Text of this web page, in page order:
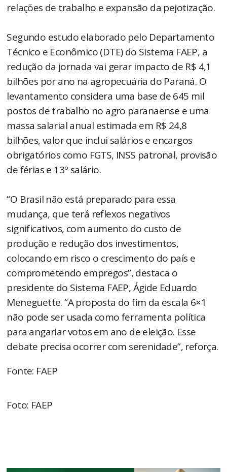
relações de trabalho e expansão da pejotização.
Segundo estudo elaborado pelo Departamento
Técnico e Econômico (DTE) do Sistema FAEP, a
redução da jornada vai gerar impacto de R$ 4,1
bilhões por ano na agropecuária do Paraná. O
levantamento considera uma base de 645 mil
postos de trabalho no agro paranaense e uma
massa salarial anual estimada em R$ 24,8
bilhões, valor que inclui salários e encargos
obrigatórios como FGTS, INSS patronal, provisão
de férias e 13º salário.
“O Brasil não está preparado para essa
mudança, que terá reflexos negativos
significativos, com aumento do custo de
produção e redução dos investimentos,
colocando em risco o crescimento do país e
comprometendo empregos”, destaca o
presidente do Sistema FAEP, Ágide Eduardo
Meneguette. “A proposta do fim da escala 6×1
não pode ser usada como ferramenta política
para angariar votos em ano de eleição. Esse
debate precisa ocorrer com serenidade”, reforça.
Fonte: FAEP
Foto: FAEP